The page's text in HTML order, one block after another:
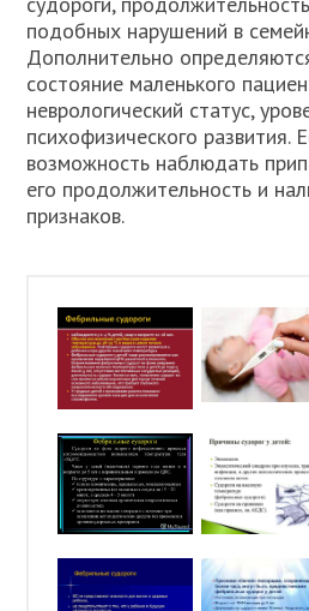
подобных нарушений в
Дополнительно
состояние маленького
неврологический статус,
психофизического развития.
возможность наблюдать
его продолжительность и
признаков.